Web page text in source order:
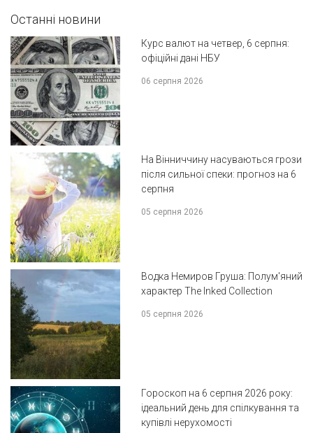
Останні новини
Курс валют на четвер, 6 серпня:
офіційні дані НБУ
06 серпня 2026
На Вінниччину насуваються грози
після сильної спеки: прогноз на 6
серпня
05 серпня 2026
Водка Немиров Груша: Полум'яний
характер The Inked Collection
05 серпня 2026
Гороскоп на 6 серпня 2026 року:
ідеальний день для спілкування та
купівлі нерухомості